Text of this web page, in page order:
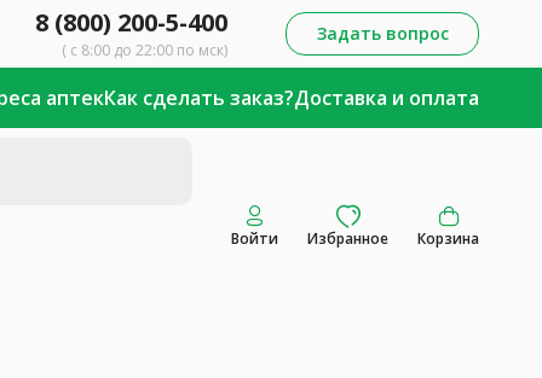
8 (800) 200-5-400
( с 8:00 до 22:00 по мск)
Задать вопрос
аптекКак сделать заказ?Доставка и оплата
Войти Избранное Корзина